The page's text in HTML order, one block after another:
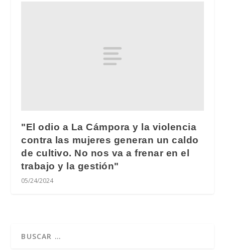
"El odio a La Cámpora y la violencia
contra las mujeres generan un caldo
de cultivo. No nos va a frenar en el
trabajo y la gestión"
05/24/2024